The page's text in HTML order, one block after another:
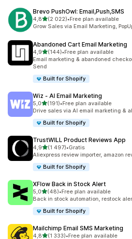
Brevo PushOwl: Email,Push,SMS
4,8na 5 gwiazdek
(2 022)
Łączna liczba recenzji: 2022
•Free plan available
Grow Sales via Email Marketing,
Abandoned Cart Email Marketing
4,9na 5 gwiazdek
(144)
Łączna liczba recenzji: 144
•Free plan available
Email marketing & abandoned
Send
Built for Shopify
Wiz ‑ AI Email Marketing
5,0na 5 gwiazdek
(191)
Łączna liczba recenzji: 191
•Free plan available
Drive sales via AI email marketing &
Built for Shopify
TrustWILL Product Reviews App
4,9na 5 gwiazdek
(1 497)
Łączna liczba recenzji: 1497
•Gratis
Aliexpress review importer, amazon
Built for Shopify
XFlow Back in Stock Alert
5,0na 5 gwiazdek
(48)
Łączna liczba recenzji: 48
•Free plan available
Back in stock automation, restock
Built for Shopify
Mailchimp Email SMS Marketing
4,8na 5 gwiazdek
(1 333)•Free plan available